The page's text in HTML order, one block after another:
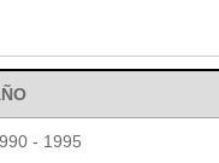
- 1995